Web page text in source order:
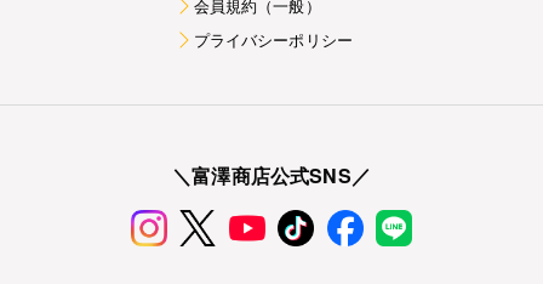
会員規約（一般）
プライバシーポリシー
＼富澤商店公式SNS／